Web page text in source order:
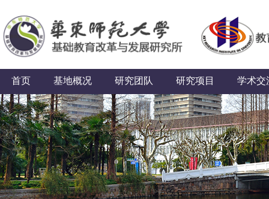
首页 基地概况 研究团队 研究项目 学术交